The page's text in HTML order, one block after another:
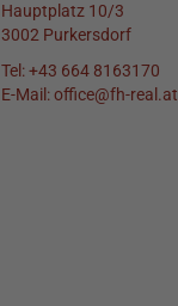
Hauptplatz 10/3
3002 Purkersdorf
Tel:+43 664 8163170
E-Mail:office@fh-real.at